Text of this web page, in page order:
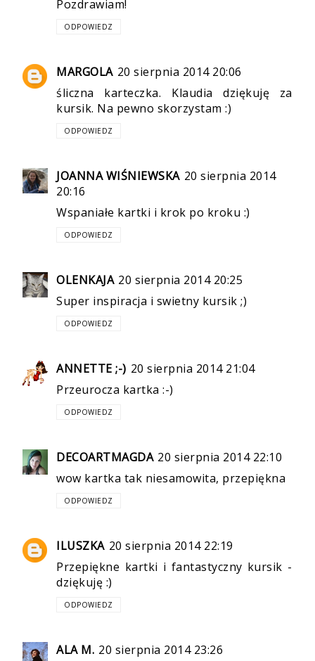
Pozdrawiam!
ODPOWIEDZ
MARGOLA 20 sierpnia 2014 20:06
śliczna karteczka. Klaudia dziękuję za
kursik. Na pewno skorzystam :)
ODPOWIEDZ
JOANNA WIŚNIEWSKA 20 sierpnia 2014
20:16
Wspaniałe kartki i krok po kroku :)
ODPOWIEDZ
OLENKAJA 20 sierpnia 2014 20:25
Super inspiracja i swietny kursik ;)
ODPOWIEDZ
ANNETTE ;-) 20 sierpnia 2014 21:04
Przeurocza kartka :-)
ODPOWIEDZ
DECOARTMAGDA 20 sierpnia 2014 22:10
wow kartka tak niesamowita, przepiękna
ODPOWIEDZ
ILUSZKA 20 sierpnia 2014 22:19
Przepiękne kartki i fantastyczny kursik -
dziękuję :)
ODPOWIEDZ
ALA M. 20 sierpnia 2014 23:26